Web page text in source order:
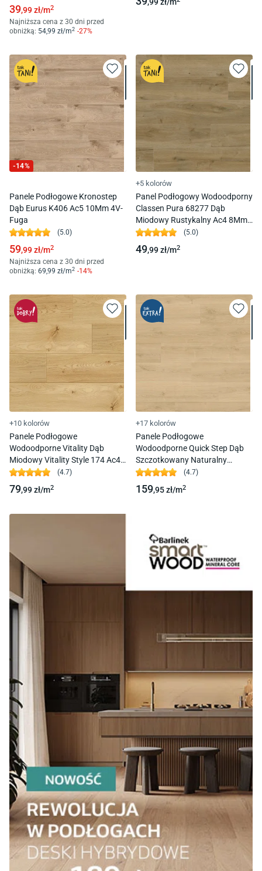
39,99zł/m2
Najniższa cena z 30 dni przed
obniżką: 54,99 zł/m2 -27%
,99zł/m
-14%
Panele Podłogowe Kronostep
Dąb Eurus K406 Ac5 10Mm 4V-
Fuga
(5.0)
59,99zł/m2
Najniższa cena z 30 dni przed
obniżką: 69,99 zł/m2 -14%
+5 kolorów
Panel Podłogowy Wodoodporny
Classen Pura 68277 Dąb
Miodowy Rustykalny Ac4 8Mm
4V-Fuga
(5.0)
49,99zł/m2
+10 kolorów
Panele Podłogowe
Wodoodporne Vitality Dąb
Miodowy Vitality Style 174 Ac4
8Mm 4V-Fuga
(4.7)
79,99zł/m2
+17 kolorów
Panele Podłogowe
Wodoodporne Quick Step Dąb
Szczotkowany Naturalny
Capture Sig4763 Ac4 9 Mm 4V-
Fuga
(4.7)
159,95zł/m2